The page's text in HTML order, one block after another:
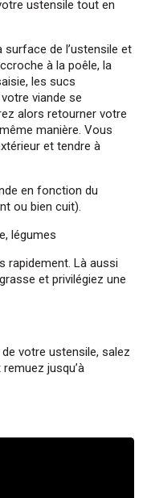
ustensile tout en
surface de l’ustensile et
à la poêle, la
les sucs
viande se
alors retourner votre
manière. Vous
et tendre à
en fonction du
ou bien cuit).
légumes
rapidement. Là aussi
et privilégiez une
votre ustensile, salez
jusqu’à